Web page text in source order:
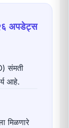
अपडेट्स
संमती
आहे.
मिळणारे